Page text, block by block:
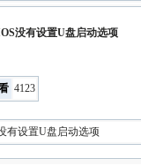
没有设置U盘启动选项
4123
有设置U盘启动选项